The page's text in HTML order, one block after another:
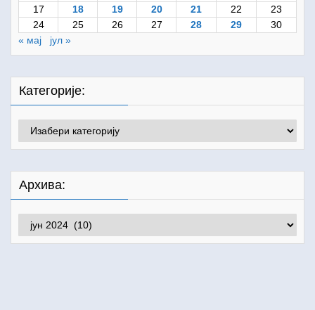
17
18 19 20 21 22
23
24
25 26 27 28 29
30
« мај
јул »
Категорије:
Категорије:
Архива:
Архива: